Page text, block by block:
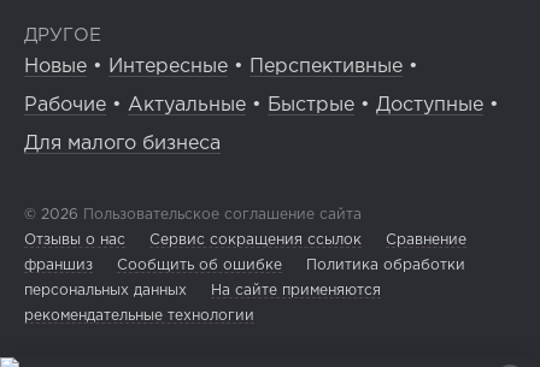
ДРУГОЕ
Новые • Интересные • Перспективные •
Рабочие • Актуальные • Быстрые • Доступные •
Для малого бизнеса
© 2026 Пользовательское соглашение сайта
Отзывы о нас
Сервис сокращения ссылок
Сравнение
франшиз
Сообщить об ошибке
Политика обработки
персональных данных
На сайте применяются
рекомендательные технологии